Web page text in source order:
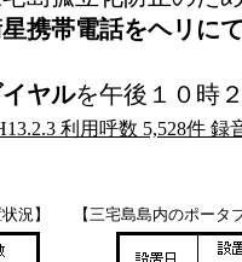
携帯電話をヘリに
ヤルを午後１０時
利用呼数 5,528件 録
況】 【三宅島島内のポータ